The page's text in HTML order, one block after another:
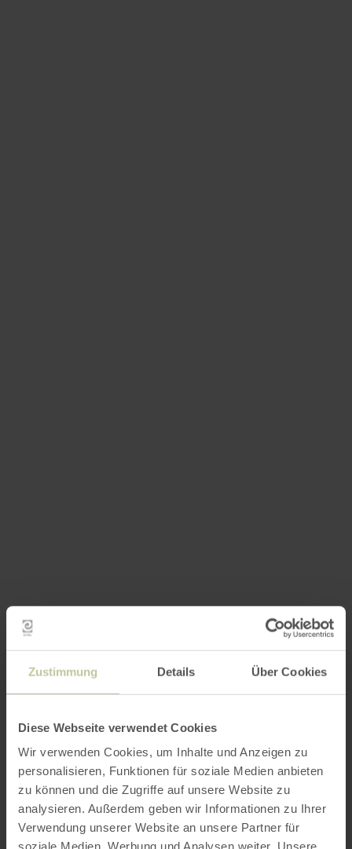
Zustimmung Details Über Cookies
Diese Webseite verwendet Cookies
Wir verwenden Cookies, um Inhalte und Anzeigen zu
personalisieren, Funktionen für soziale Medien anbieten
zu können und die Zugriffe auf unsere Website zu
analysieren. Außerdem geben wir Informationen zu Ihrer
Verwendung unserer Website an unsere Partner für
soziale Medien, Werbung und Analysen weiter. Unsere